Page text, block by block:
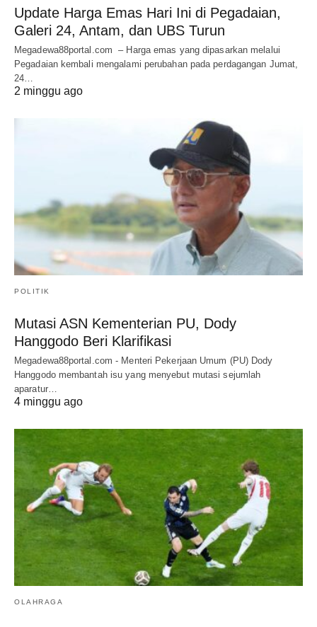
Update Harga Emas Hari Ini di Pegadaian,
Galeri 24, Antam, dan UBS Turun
Megadewa88portal.com – Harga emas yang dipasarkan melalui
Pegadaian kembali mengalami perubahan pada perdagangan Jumat,
24…
2 minggu ago
POLITIK
Mutasi ASN Kementerian PU, Dody
Hanggodo Beri Klarifikasi
Megadewa88portal.com - Menteri Pekerjaan Umum (PU) Dody
Hanggodo membantah isu yang menyebut mutasi sejumlah
aparatur…
4 minggu ago
OLAHRAGA